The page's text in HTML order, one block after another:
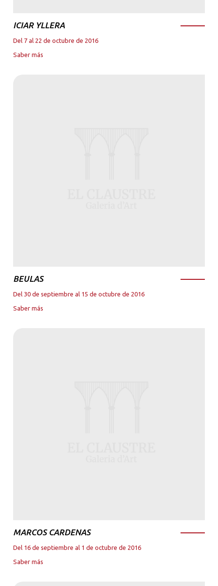
ICIAR YLLERA
Del 7 al 22 de octubre de 2016
Saber más
BEULAS
Del 30 de septiembre al 15 de octubre de 2016
Saber más
MARCOS CARDENAS
Del 16 de septiembre al 1 de octubre de 2016
Saber más